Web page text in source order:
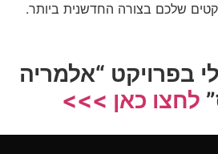
שלכם בצורה החדשנית ביותר.
בפרויקט “אלמריה
לחצו כאן >>>